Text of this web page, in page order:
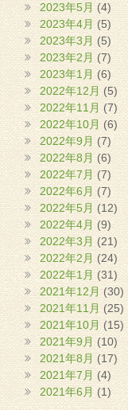
2023年5月 (4)
2023年4月(5)
2023年3月 (5)
2023年2月 (7)
2023年1月 (6)
2022年12月 (5)
2022年11月 (7)
2022年10月 (6)
2022年9月 (7)
2022年8月 (6)
2022年7月(7)
2022年6月 (7)
2022年5月 (12)
2022年4月 (9)
2022年3月(21)
2022年2月 (24)
2022年1月 (31)
2021年12月(30)
2021年11月(25)
2021年10月 (15)
2021年9月 (10)
2021年8月 (17)
2021年7月 (4)
2021年6月(1)